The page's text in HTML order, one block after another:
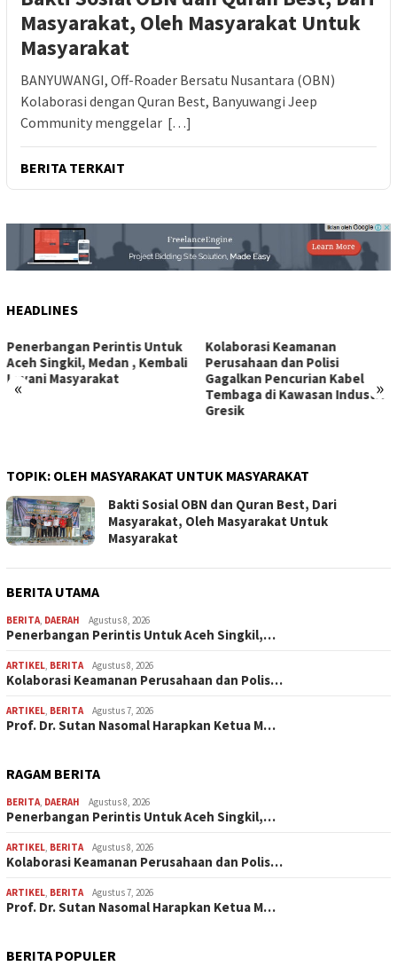
Masyarakat, Oleh Masyarakat Untuk
Masyarakat
BANYUWANGI, Off-Roader Bersatu Nusantara (OBN)
Kolaborasi dengan Quran Best, Banyuwangi Jeep
Community menggelar […]
BERITA TERKAIT
HEADLINES
« »
Kolaborasi Keamanan
Perusahaan dan Polisi
Gagalkan Pencurian Kabel
Tembaga di Kawasan Industri
Prof. Dr. Sutan Nasomal
Harapkan Ketua
Agung Perkuat Kemitraan
Pengadilan dengan Pers,
Soroti Dugaan Insiden di
TOPIK: OLEH MASYARAKAT UNTUK MASYARAKAT
Bakti Sosial OBN dan Quran Best, Dari
Masyarakat, Oleh Masyarakat Untuk
Masyarakat
BERITA UTAMA
BERITA, DAERAH Agustus 8, 2026
Penerbangan Perintis Untuk Aceh Singkil,…
ARTIKEL, BERITA Agustus 8, 2026
Kolaborasi Keamanan Perusahaan dan Polis…
ARTIKEL, BERITA Agustus 7, 2026
Prof. Dr. Sutan Nasomal Harapkan Ketua M…
RAGAM BERITA
BERITA, DAERAH Agustus 8, 2026
Penerbangan Perintis Untuk Aceh Singkil,…
ARTIKEL, BERITA Agustus 8, 2026
Kolaborasi Keamanan Perusahaan dan Polis…
ARTIKEL, BERITA Agustus 7, 2026
Prof. Dr. Sutan Nasomal Harapkan Ketua M…
BERITA POPULER